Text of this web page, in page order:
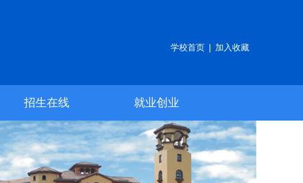
学校首页 加入收藏
招生在线 就业创业